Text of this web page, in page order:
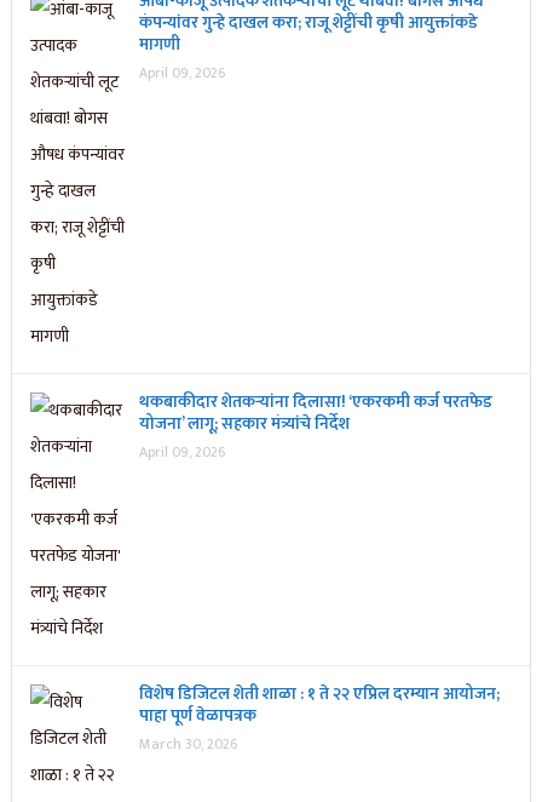
कंपन्यांवर गुन्हे दाखल करा; राजू शेट्टींची कृषी आयुक्तांकडे
मागणी
April 09, 2026
थकबाकीदार शेतकऱ्यांना दिलासा! ‘एकरकमी कर्ज परतफेड
योजना’ लागू; सहकार मंत्र्यांचे निर्देश
April 09, 2026
विशेष डिजिटल शेती शाळा : १ ते २२ एप्रिल दरम्यान आयोजन;
पाहा पूर्ण वेळापत्रक
March 30, 2026